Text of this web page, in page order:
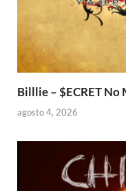
Billlie – $ECRET No
agosto 4, 2026